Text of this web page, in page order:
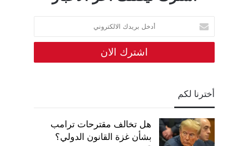
أدخل
بريدك
الالكتروني
أخترنا لكم
هل تخالف مقترحات ترامب
بشأن غزة القانون الدولي؟